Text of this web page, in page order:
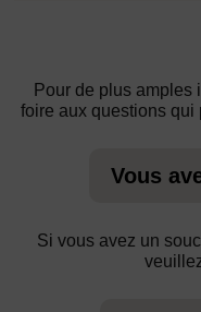
Pour de plus amples
foire aux questions qui
Vous
Si vous avez un